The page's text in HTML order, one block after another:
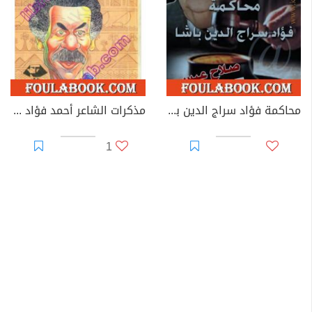
محاكمة فؤاد سراج الدين باشا
مذكرات الشاعر أحمد فؤاد نجم - الفاجومي
1